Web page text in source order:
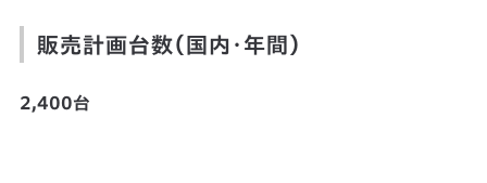
販売計画台数（国内・年間）
2,400台